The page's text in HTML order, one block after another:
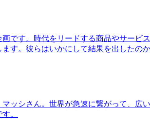
です。時代をリードする商品やサー
す。彼らはいかにして結果を出した
ッシさん。世界が急速に繋がって、
。